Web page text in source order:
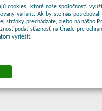
cookies, ktoré naše spoločnosti
variant. Ak by ste nás
stránky prechádzate, alebo na nášho
podať sťažnosť na Úrade pre
vyriešiť.